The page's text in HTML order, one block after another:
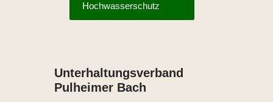
Hochwasserschutz
Unterhaltungs­verband
Pulheimer Bach